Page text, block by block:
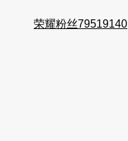
荣耀粉丝79519140